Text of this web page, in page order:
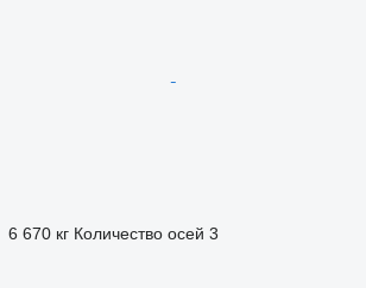
6 670 кг Количество осей 3